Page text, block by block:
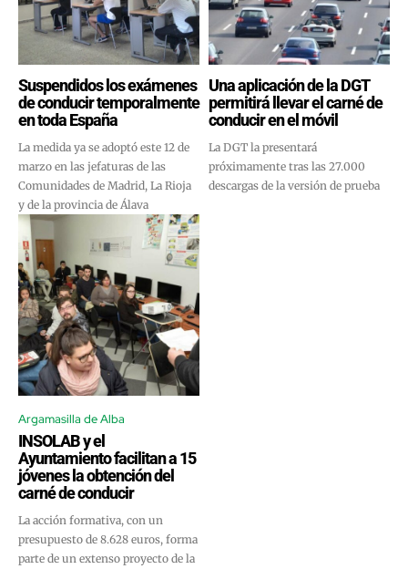
Suspendidos los exámenes
de conducir temporalmente
en toda España
La medida ya se adoptó este 12 de
marzo en las jefaturas de las
Comunidades de Madrid, La Rioja
y de la provincia de Álava
Una aplicación de la DGT
permitirá llevar el carné de
conducir en el móvil
La DGT la presentará
próximamente tras las 27.000
descargas de la versión de prueba
Argamasilla de Alba
INSOLAB y el
Ayuntamiento facilitan a 15
jóvenes la obtención del
carné de conducir
La acción formativa, con un
presupuesto de 8.628 euros, forma
parte de un extenso proyecto de la